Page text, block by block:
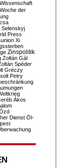
Wissenschaft
Woche der
Selenskyj
Press
Xi
Zinspolitik
Zoltán Gál
Spéder
Gréczy
Petry
Ákos
Dienst Öl-